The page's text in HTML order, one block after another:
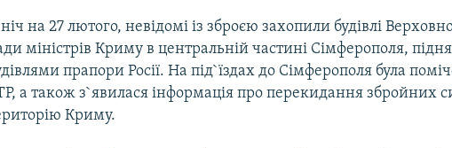
на 27 лютого, невідомі із зброєю захопили будівлі
міністрів Криму в центральній частині Сімферополя,
прапори Росії. На під`їздах до Сімферополя була
а також з`явилася інформація про перекидання збройних
Криму.